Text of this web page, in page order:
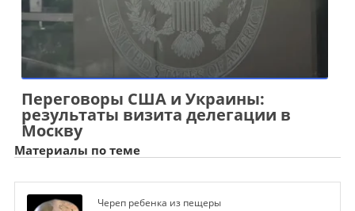
Переговоры США и Украины:
результаты визита делегации в
Москву
Материалы по теме
Череп ребенка из пещеры